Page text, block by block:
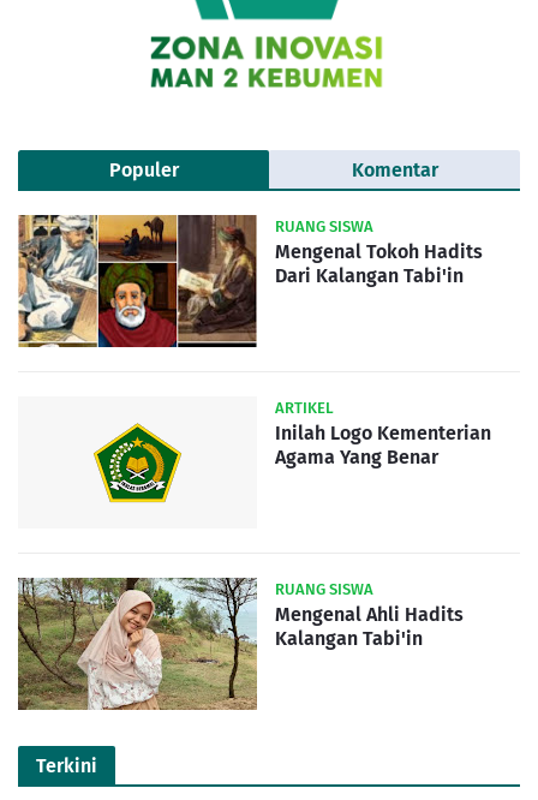
Populer Komentar
RUANG SISWA
Mengenal Tokoh Hadits
Dari Kalangan Tabi'in
ARTIKEL
Inilah Logo Kementerian
Agama Yang Benar
RUANG SISWA
Mengenal Ahli Hadits
Kalangan Tabi'in
Terkini